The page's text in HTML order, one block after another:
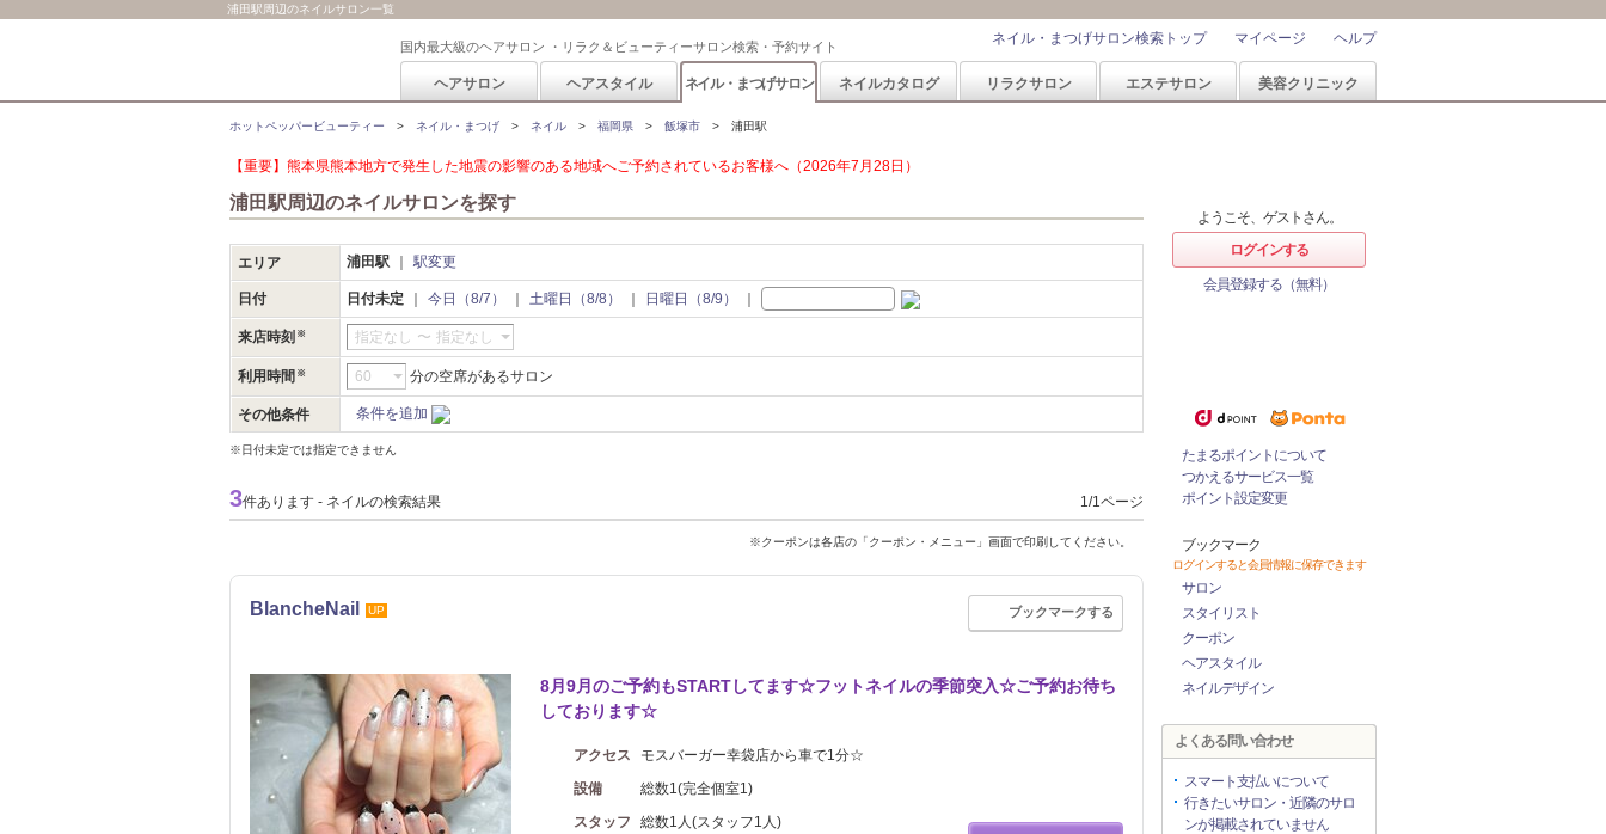
浦田駅周辺のネイルサロン一覧
国内最大級のヘアサロン ・リラク＆ビューティーサロン検索・予約サイト ヘルプ
マイページ
ネイル・まつげサロン検索トップ
ヘアサロン ヘアスタイル ネイル・まつげサロン ネイルカタログ リラクサロン エステサロン 美容クリニック
ホットペッパービューティー ネイル・まつげ ネイル 福岡県 飯塚市 浦田駅
【重要】熊本県熊本地方で発生した地震の影響のある地域へご予約されているお客様へ（2026年7月28日）
浦田駅周辺のネイルサロンを探す
エリア 浦田駅 駅変更
日付 日付未定 今日（8/7） 土曜日（8/8） 日曜日（8/9）
来店時刻 指定なし 〜 指定なし
利用時間 分の空席があるサロン
その他条件 条件を追加
※日付未定では指定できません
3件あります - ネイルの検索結果 1/1ページ
※クーポンは各店の「クーポン・メニュー」画面で印刷してください。
BlancheNail UP ブックマークする
8月9月のご予約もSTARTしてます☆フットネイルの季節突入☆ご予約お待ち
しております☆
アクセス
モスバーガー幸袋店から車で1分☆
設備
総数1(完全個室1)
スタッフ
総数1人(スタッフ1人)
ようこそ、ゲストさん。
ログインする
会員登録する（無料）
たまるポイントについて
つかえるサービス一覧
ポイント設定変更
ブックマーク
ログインすると会員情報に保存できます
サロン
スタイリスト
クーポン
ヘアスタイル
ネイルデザイン
よくある問い合わせ
スマート支払いについて
行きたいサロン・近隣のサロ
ンが掲載されていません